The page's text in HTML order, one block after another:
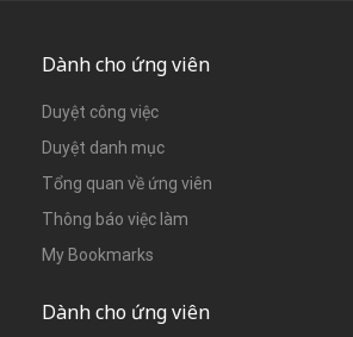
Dành cho ứng viên
Duyệt công việc
Duyệt danh mục
Tổng quan về ứng viên
Thông báo việc làm
My Bookmarks
Dành cho ứng viên